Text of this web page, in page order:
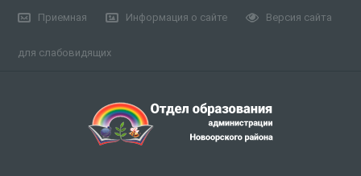
Приемная Информация о сайте Версия сайта
для слабовидящих